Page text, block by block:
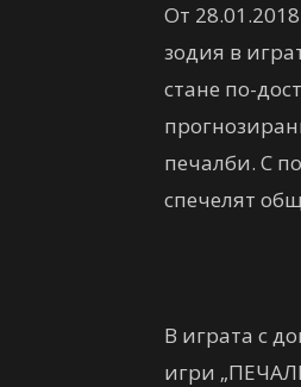
От
зодия в
стане по-
печалби. С
спечелят
В играта с
игри